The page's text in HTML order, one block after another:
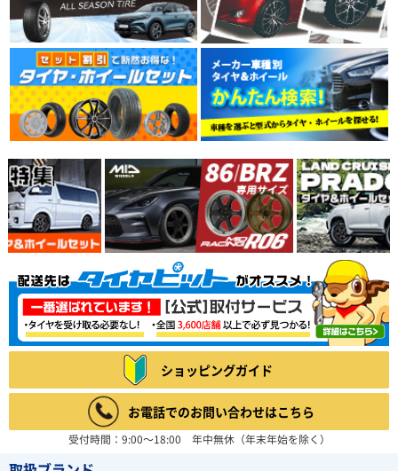
ショッピングガイド
お電話でのお問い合わせはこちら
受付時間：9:00～18:00 年中無休（年末年始を除く）